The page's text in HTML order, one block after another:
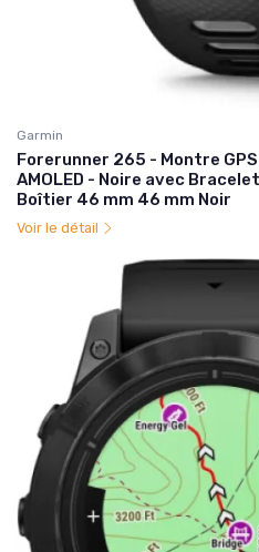
Garmin
Forerunner 265 - Montre
AMOLED - Noire avec
Boîtier 46 mm 46 mm Noir
Voir le détail